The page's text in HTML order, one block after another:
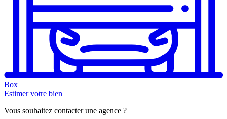
Box
Estimer votre bien
Vous souhaitez contacter une agence ?